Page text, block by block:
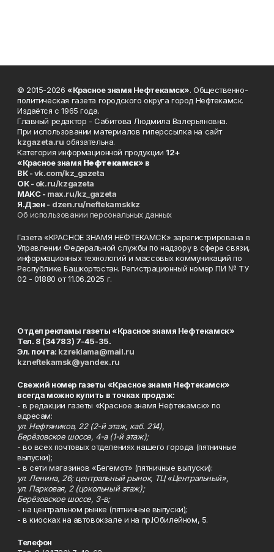
© 2015-2026 «Красное знамя Нефтекамск». Общественно-
политическая газета городского округа город Нефтекамск.
Издаётся с 1965 года.
Главный редактор - Сабитова Людмила Валерьяновна.
При использовании материалов гиперссылка на сайт
kzgazeta.ru обязательна.
Категория информационной продукции 12+
«Красное знамя Нефтекамск» в
ВК -vk.com/kz_gazeta
ОК - ok.ru/kzgazeta
MAKC - max.ru/kz_gazeta
Я.Дзен - dzen.ru/neftekamskkz
Об использовании персональных данных
Газета «КРАСНОЕ ЗНАМЯ НЕФТЕКАМСК» зарегистрирована в
Управлении Федеральной службы по надзору в сфере связи,
информационных технологий и массовых коммуникаций по
Республике Башкортостан. Регистрационный номер ПИ № ТУ
02 - 01880 от 11.06.2025 г.
Отдел рекламы газеты «Красное знамя Нефтекамск»
Тел. 8 (34783) 7-45-35.
Эл. почта: kzreklama@mail.ru
kzneftekamsk@yandex.ru
Свежий номер газеты «Красное знамя Нефтекамск»
всегда можно купить в точках продаж:
- в редакции газеты «Красное знамя Нефтекамск» по
адресам:
ул. Нефтяников, 22 (2-й этаж, каб. 214),
Берёзовское шоссе, 4-а (1-й этаж);
- во всех почтовых отделениях нашего города (пятничные
выпуски);
- в сети магазинов «Бегемот» (пятничные выпуски):
ул. Ленина, 26; центральный рынок, ТЦ «Центральный»,
ул. Парковая, 2 (цокольный этаж);
Берёзовское шоссе, 3-в;
- на центральном рынке (пятничные выпуски);
- в киосках на автовокзале и на пр.Юбилейном, 5.
Телефон